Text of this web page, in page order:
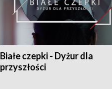
Białe czepki - Dyżur dla
przyszłości